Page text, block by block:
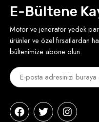
E-Bültene
Motor ve jeneratör yedek
ürünler ve özel fırsatlardan
bültenimize abone olun.